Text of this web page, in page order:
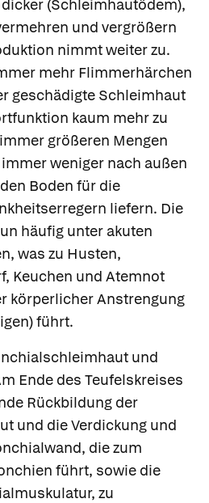
(Schleimhautödem),
und vergrößern
nimmt weiter zu.
mehr Flimmerhärchen
geschädigte Schleimhaut
kaum mehr zu
größeren Mengen
weniger nach außen
Boden für die
liefern. Die
häufig unter akuten
was zu Husten,
Keuchen und Atemnot
körperlicher Anstrengung
führt.
und
Ende des Teufelskreises
Rückbildung der
und die Verdickung und
die zum
führt, sowie die
zu